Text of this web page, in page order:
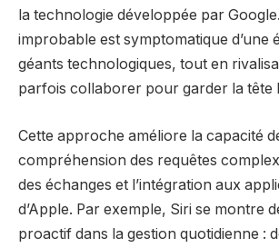
la technologie développée par
improbable est symptomatique d’une
géants technologiques, tout en
parfois collaborer pour garder la tête
Cette approche améliore la capacité
compréhension des requêtes
des échanges et l’intégration aux
d’Apple. Par exemple, Siri se montre
proactif dans la gestion quotidienne :